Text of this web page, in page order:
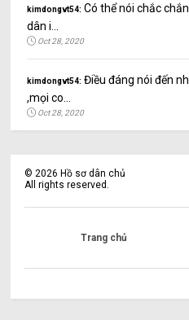
kimdongvt54: Có thể nói chắc
dân i...
Oct 28, 2020
kimdongvt54: Điều đáng nói đến
,mọi co...
Oct 28, 2020
©2026 Hồ sơ dân chủ
All rights reserved.
Trang chủ